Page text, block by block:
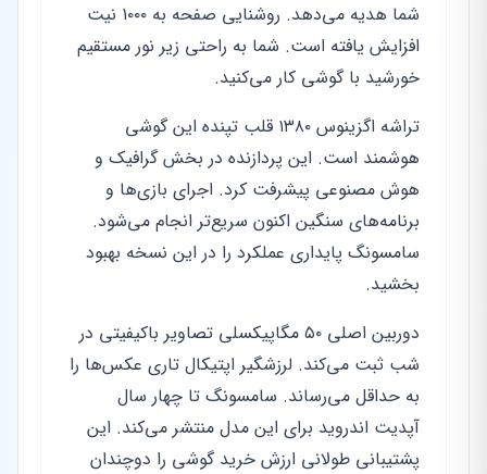
شما هدیه می‌دهد. روشنایی صفحه به ۱۰۰۰ نیت
افزایش یافته است. شما به راحتی زیر نور مستقیم
خورشید با گوشی کار می‌کنید.
تراشه اگزینوس ۱۳۸۰ قلب تپنده این گوشی
هوشمند است. این پردازنده در بخش گرافیک و
هوش مصنوعی پیشرفت کرد. اجرای بازی‌ها و
برنامه‌های سنگین اکنون سریع‌تر انجام می‌شود.
سامسونگ پایداری عملکرد را در این نسخه بهبود
بخشید.
دوربین اصلی ۵۰ مگاپیکسلی تصاویر باکیفیتی در
شب ثبت می‌کند. لرزشگیر اپتیکال تاری عکس‌ها را
به حداقل می‌رساند. سامسونگ تا چهار سال
آپدیت اندروید برای این مدل منتشر می‌کند. این
پشتیبانی طولانی ارزش خرید گوشی را دوچندان